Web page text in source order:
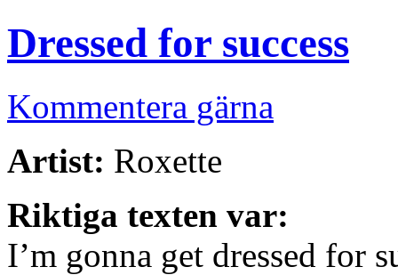
Dressed for success
Kommentera gärna
Artist: Roxette
Riktiga texten var:
I’m gonna get dressed for